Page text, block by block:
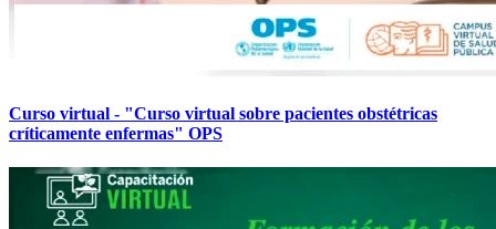
Curso virtual - "Curso virtual sobre pacientes obstétricas
críticamente enfermas" OPS